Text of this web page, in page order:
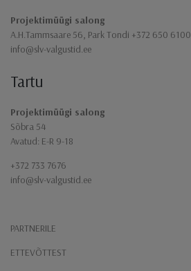
Projektimüügi salong
A.H.Tammsaare 56, Park Tondi +372 650 6100
info@slv-valgustid.ee
Tartu
Projektimüügi salong
Sõbra 54
Avatud: E-R 9-18
+372 733 7676
info@slv-valgustid.ee
PARTNERILE
ETTEVÕTTEST